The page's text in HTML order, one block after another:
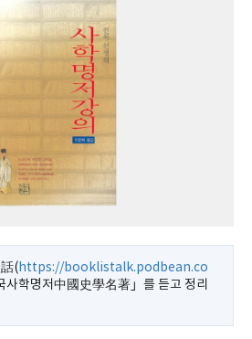
( https://booklistalk.podbean.co
사학명저中國史學名著」를 듣고 정리